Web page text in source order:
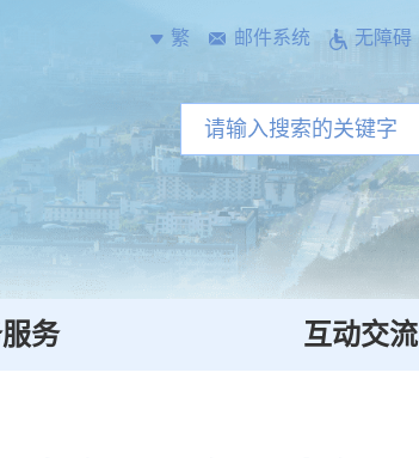
繁 邮件系统 无障碍
务 互动交流